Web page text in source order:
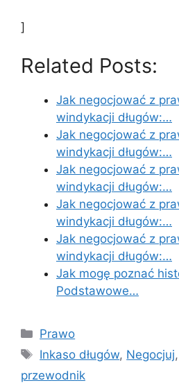
]
Related Posts:
Jak negocjować z
windykacji długów:…
Jak negocjować z
windykacji długów:…
Jak negocjować z
windykacji długów:…
Jak negocjować z
windykacji długów:…
Jak negocjować z
windykacji długów:…
Jak mogę poznać
Podstawowe…
Categories
Prawo
Tags
Inkaso długów, Negocjuj,
przewodnik